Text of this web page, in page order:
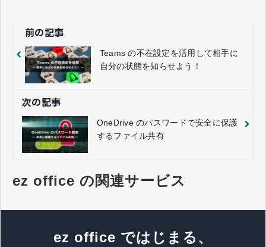
前の記事
Teams の不在設定を活用して相手に
自分の状態を知らせよう！
次の記事
OneDrive のパスワードで安全に保護
するファイル共有
ez office の関連サービス
ez office ではじまる、